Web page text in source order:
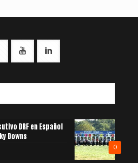
0
DRF en Español
Downs